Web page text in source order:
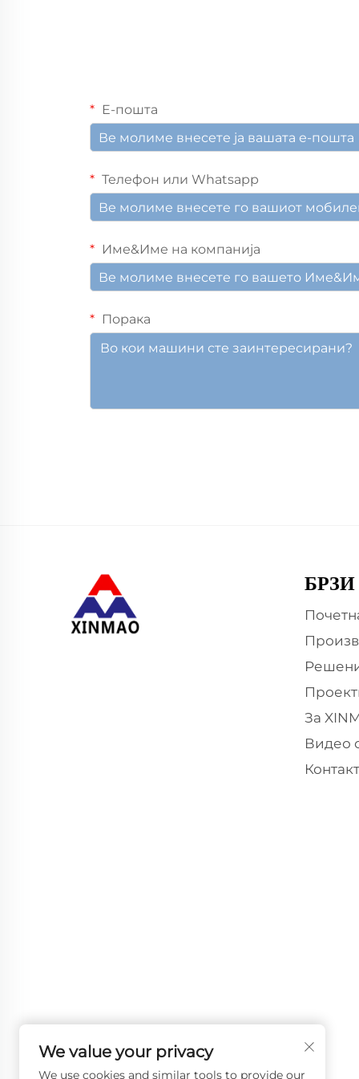
Е-пошта
Телефон или Whatsapp
Име&Име на компанија
Порака
За
Видео
Контакт
We value your privacy
We use cookies and similar tools to provide our